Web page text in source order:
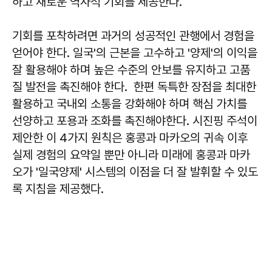
기회를 포착하려면 과거의 성공적인 관행에서 경험을
얻어야 한다. 일국'의 근본을 고수하고 '양제'의 이익을
잘 활용해야 하며 높은 수준의 안보를 유지하고 고품
질 발전을 촉진해야 한다. 한편 독특한 장점을 최대한
활용하고 국내외 소통을 강화해야 하며 핵심 가치를
선양하고 포용과 조화를 촉진해야한다. 시진핑 주석이
제안한 이 4가지 원칙은 홍콩과 마카오의 귀속 이후
실제 경험의 요약일 뿐만 아니라 미래에 홍콩과 마카
오가 '일국양제' 시스템의 이점을 더 잘 발휘할 수 있도
록 지침을 제공했다.